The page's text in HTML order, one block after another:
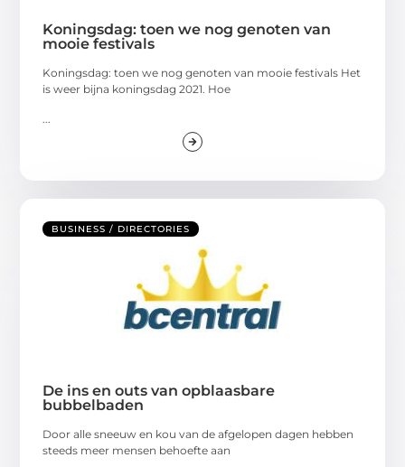
Koningsdag: toen we nog genoten van
mooie festivals
Koningsdag: toen we nog genoten van mooie festivals Het
is weer bijna koningsdag 2021. Hoe
BUSINESS / DIRECTORIES
De ins en outs van opblaasbare
bubbelbaden
Door alle sneeuw en kou van de afgelopen dagen hebben
steeds meer mensen behoefte aan